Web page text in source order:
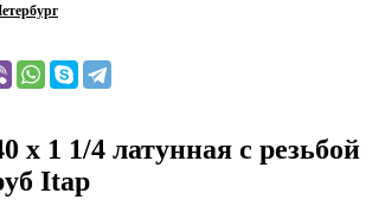
х 1 1/4 латунная с резьбой
Itap